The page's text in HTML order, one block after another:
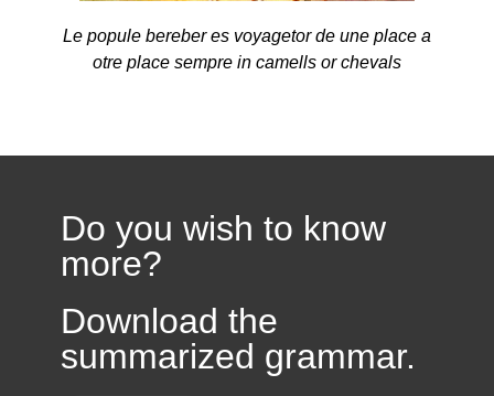
Le popule bereber es voyagetor de une place a
otre place sempre in camells or chevals
Do you wish to know
more?
Download the
summarized grammar.